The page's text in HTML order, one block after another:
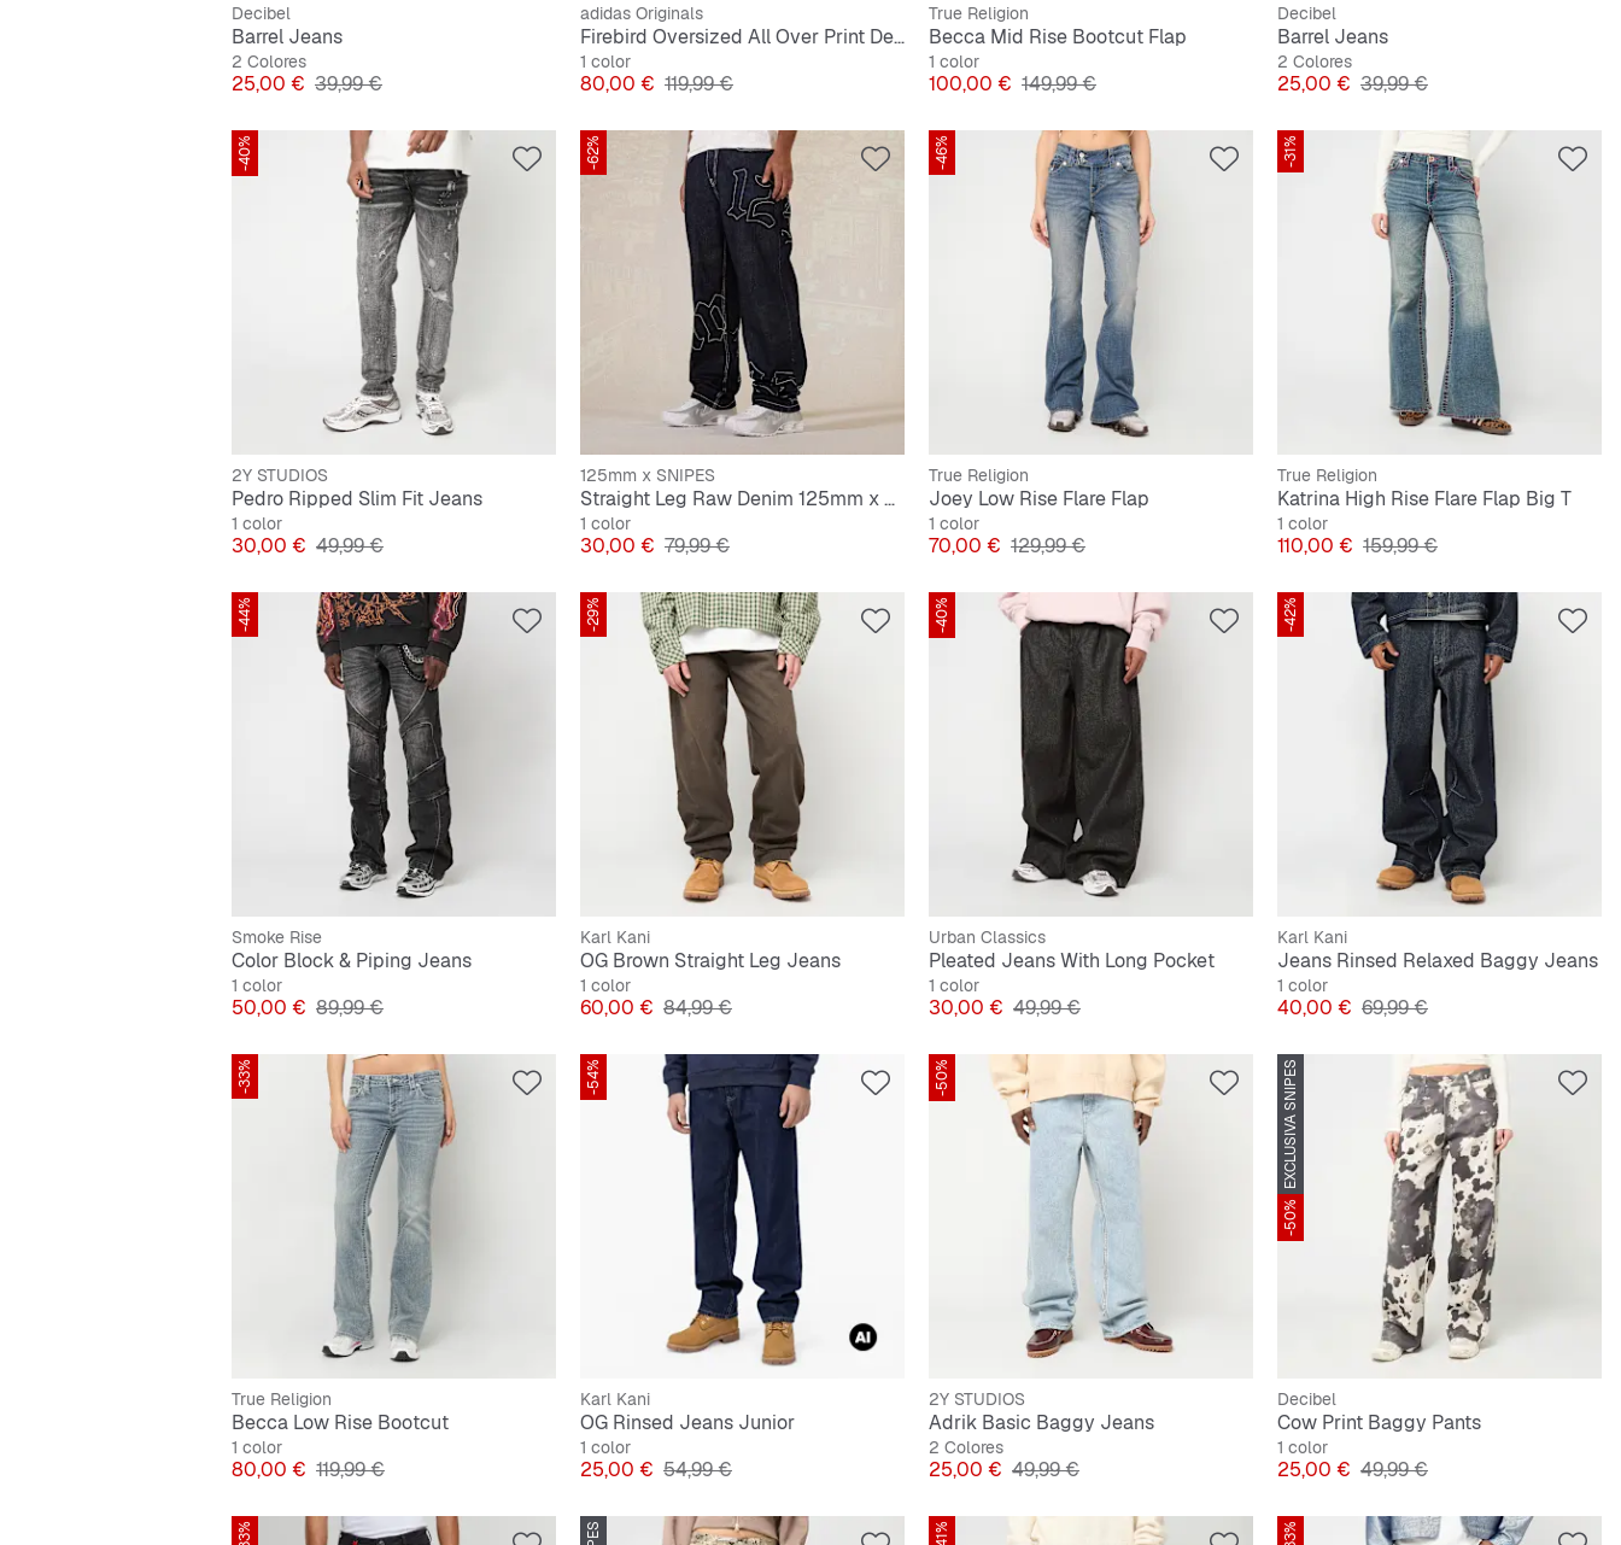
Decibel
Barrel Jeans
2 Colores
Precio
25,00 € Precio original
39,99 €
adidas Originals
Firebird Oversized All Over Print Denim Pants
1 color
Precio
80,00 € Precio original
119,99 €
True Religion
Becca Mid Rise Bootcut Flap
1 color
Precio
100,00 € Precio original
149,99 €
Decibel
Barrel Jeans
2 Colores
Precio
25,00 € Precio original
39,99 €
-40%
2Y STUDIOS
Pedro Ripped Slim Fit Jeans
1 color
Precio
30,00 € Precio original
49,99 €
-62%
125mm x SNIPES
Straight Leg Raw Denim 125mm x SNIPES
1 color
Precio
30,00 € Precio original
79,99 €
-46%
True Religion
Joey Low Rise Flare Flap
1 color
Precio
70,00 € Precio original
129,99 €
-31%
True Religion
Katrina High Rise Flare Flap Big T
1 color
Precio
110,00 € Precio original
159,99 €
-44%
Smoke Rise
Color Block & Piping Jeans
1 color
Precio
50,00 € Precio original
89,99 €
-29%
Karl Kani
OG Brown Straight Leg Jeans
1 color
Precio
60,00 € Precio original
84,99 €
-40%
Urban Classics
Pleated Jeans With Long Pocket
1 color
Precio
30,00 € Precio original
49,99 €
-42%
Karl Kani
Jeans Rinsed Relaxed Baggy Jeans
1 color
Precio
40,00 € Precio original
69,99 €
-33%
True Religion
Becca Low Rise Bootcut
1 color
Precio
80,00 € Precio original
119,99 €
-54%
Karl Kani
OG Rinsed Jeans Junior
1 color
Precio
25,00 € Precio original
54,99 €
-50%
2Y STUDIOS
Adrik Basic Baggy Jeans
2 Colores
Precio
25,00 € Precio original
49,99 €
EXCLUSIVA SNIPES
-50%
Decibel
Cow Print Baggy Pants
1 color
Precio
25,00 € Precio original
49,99 €
-41%